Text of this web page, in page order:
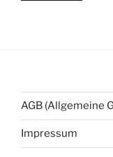
AGB (Allgemeine
Impressum